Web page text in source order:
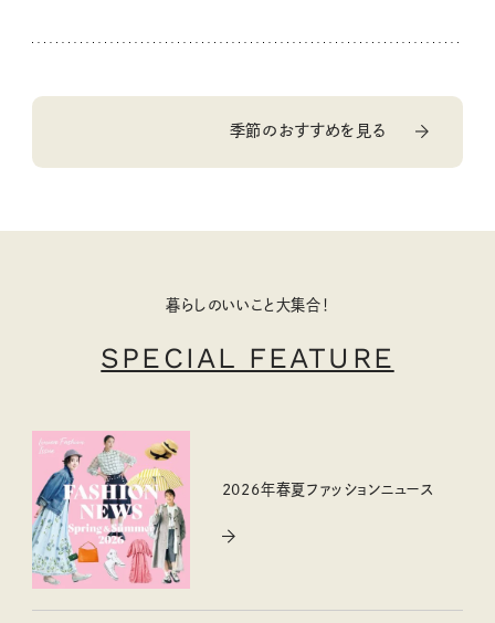
季節のおすすめを見る
暮らしのいいこと大集合！
SPECIAL FEATURE
2026年春夏ファッションニュース